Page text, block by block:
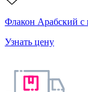
Флакон Арабский с
Узнать цену